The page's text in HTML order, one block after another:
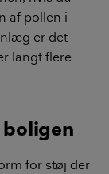
af pollen i
er det
langt flere
boligen
for støj der